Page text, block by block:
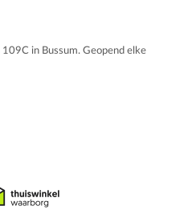
in Bussum. Geopend elke